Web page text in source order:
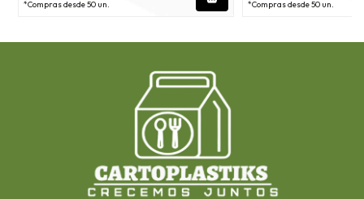
*Compras desde 50 un. *Compras desde 50 un.